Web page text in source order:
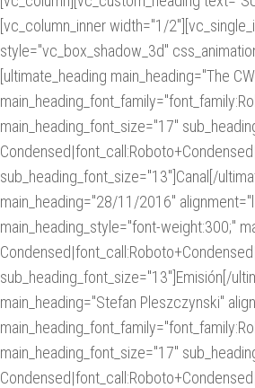
[vc_column_inner width="1/
style="vc_box_shadow_3d"
[ultimate_heading main_heading="The
main_heading_font_size="17"
sub_heading_font_size="13"]Canal[/
main_heading="28/11/2016"
main_heading_style="font-weight:300;"
sub_heading_font_size="13"]Emisión[/
main_heading="Stefan Pleszczynski"
main_heading_font_size="17"